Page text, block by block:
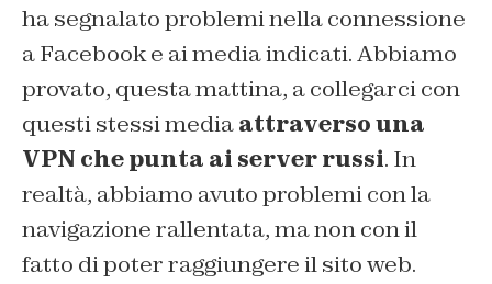
ha segnalato problemi nella connessione
a Facebook e ai media indicati. Abbiamo
provato, questa mattina, a collegarci con
questi stessi mediaattraverso una
VPN che punta ai server russi. In
realtà, abbiamo avuto problemi con la
navigazione rallentata, ma non con il
fatto di poter raggiungere il sito web.